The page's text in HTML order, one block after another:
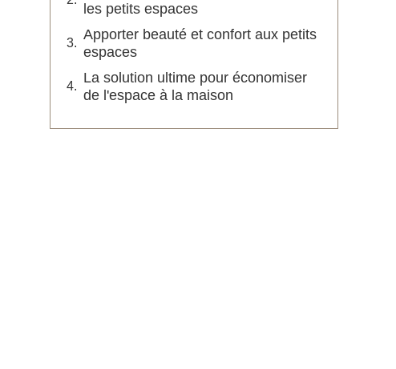
les petits espaces
Apporter beauté et confort aux petits
espaces
La solution ultime pour économiser
de l'espace à la maison